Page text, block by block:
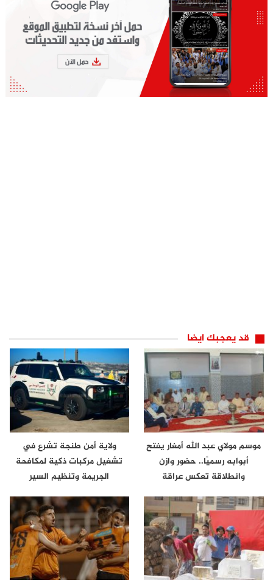
قد يعجبك ايضا
موسم مولاي عبد الله أمغار يفتح
أبوابه رسميًا.. حضور وازن
وانطلاقة تعكس عراقة
ولاية أمن طنجة تشرع في
تشغيل مركبات ذكية لمكافحة
الجريمة وتنظيم السير